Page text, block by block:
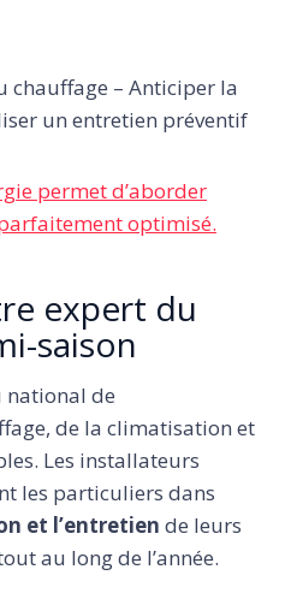
chauffage – Anticiper la
un entretien préventif
permet d’aborder
optimisé.
expert du
saison
national de
de la climatisation et
Les installateurs
les particuliers dans
et l’entretien de leurs
au long de l’année.